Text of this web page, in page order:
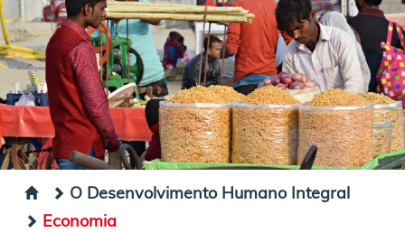
O Desenvolvimento Humano Integral
Economia